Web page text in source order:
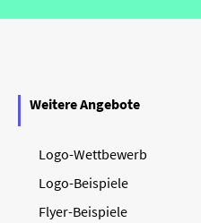
Weitere Angebote
Logo-Wettbewerb
Logo-Beispiele
Flyer-Beispiele